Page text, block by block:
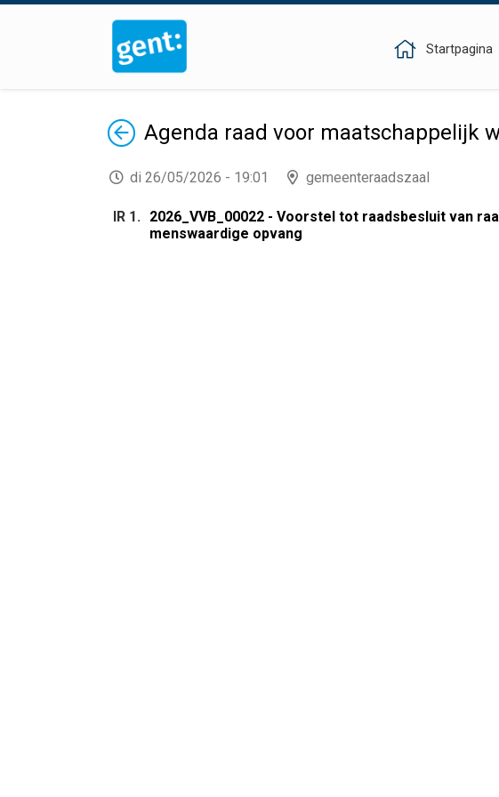
Startpagina
TerugAgenda raad voor maatschappelijk
di 26/05/2026 - 19:01 gemeenteraadszaal
IR 1. 2026_VVB_00022 - Voorstel tot raadsbesluit van
menswaardige opvang